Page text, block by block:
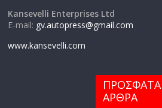
Kansevelli Enterprises Ltd
E-mail: gv.autopress@gmail.com
www.kansevelli.com
ΠΡΟΣΦΑΤΑ
ΑΡΘΡΑ